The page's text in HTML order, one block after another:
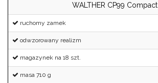
WALTHER CP99 Compact
ruchomy zamek
odwzorowany realizm
magazynek na 18 szt.
masa 710 g